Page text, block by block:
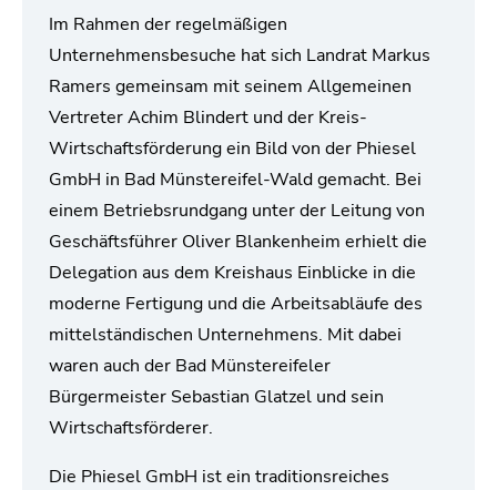
Im Rahmen der regelmäßigen
Unternehmensbesuche hat sich Landrat Markus
Ramers gemeinsam mit seinem Allgemeinen
Vertreter Achim Blindert und der Kreis-
Wirtschaftsförderung ein Bild von der Phiesel
GmbH in Bad Münstereifel-Wald gemacht. Bei
einem Betriebsrundgang unter der Leitung von
Geschäftsführer Oliver Blankenheim erhielt die
Delegation aus dem Kreishaus Einblicke in die
moderne Fertigung und die Arbeitsabläufe des
mittelständischen Unternehmens. Mit dabei
waren auch der Bad Münstereifeler
Bürgermeister Sebastian Glatzel und sein
Wirtschaftsförderer.
Die Phiesel GmbH ist ein traditionsreiches